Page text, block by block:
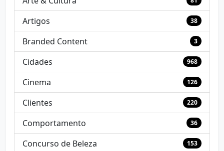
Artigos 38
Branded Content 3
Cidades 968
Cinema 126
Clientes 220
Comportamento 36
Concurso de Beleza 153